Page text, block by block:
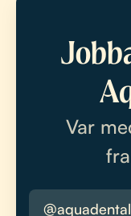
Var